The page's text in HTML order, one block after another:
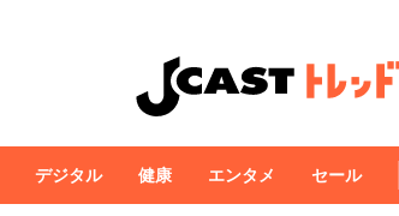
デジタル 健康 エンタメ セール